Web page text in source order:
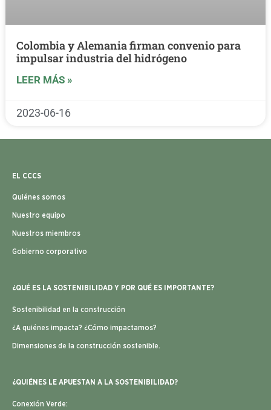
Colombia y Alemania firman convenio para
impulsar industria del hidrógeno
LEER MÁS »
2023-06-16
EL CCCS
Quiénes somos
Nuestro equipo
Nuestros miembros
Gobierno corporativo
¿QUÉ ES LA SOSTENIBILIDAD Y POR QUÉ ES IMPORTANTE?
Sostenibilidad en la construcción
¿A quiénes impacta? ¿Cómo impactamos?
Dimensiones de la construcción sostenible.
¿QUIÉNES LE APUESTAN A LA SOSTENIBILIDAD?
Conexión Verde: